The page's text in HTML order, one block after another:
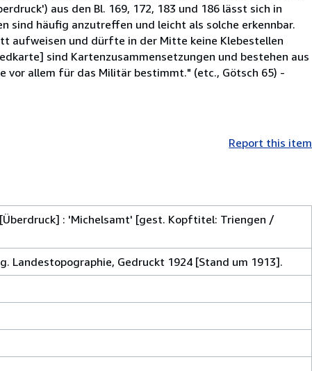
aus den Bl. 169, 172, 183 und 186 lässt sich in
sind häufig anzutreffen und leicht als solche erkennbar.
aufweisen und dürfte in der Mitte keine Klebestellen
sind Kartenzusammensetzungen und bestehen aus
vor allem für das Militär bestimmt." (etc., Götsch 65) -
Report this item
: 'Michelsamt' [gest. Kopftitel: Triengen /
Landestopographie, Gedruckt 1924 [Stand um 1913].